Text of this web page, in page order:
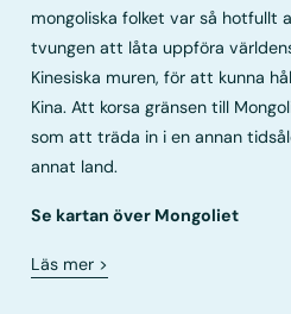
mongoliska folket var så hotfullt
tvungen att låta uppföra
Kinesiska muren, för att kunna
Kina. Att korsa gränsen till
som att träda in i en annan
annat land.
Se kartan över Mongoliet
Läs mer >